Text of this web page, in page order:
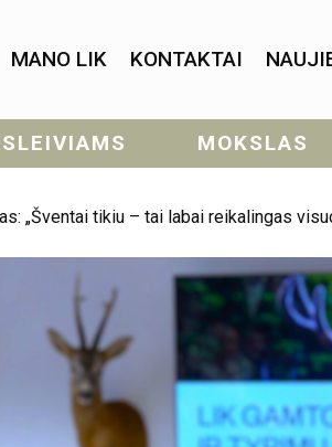
MANO LIK KONTAKTAI
MOKSLAS
„Šventai tikiu – tai labai reikalingas